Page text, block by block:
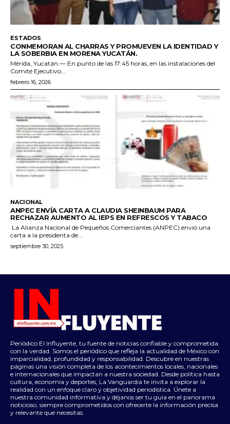
ESTADOS
CONMEMORAN AL CHARRAS Y PROMUEVEN LA IDENTIDAD Y
LA SOBERBIA EN MORENA YUCATÁN.
Mérida, Yucatán.— En punto de las 17:45 horas, en las instalaciones del
Comité Ejecutivo...
febrero 16, 2026
NACIONAL
ANPEC ENVÍA CARTA A CLAUDIA SHEINBAUM PARA
RECHAZAR AUMENTO AL IEPS EN REFRESCOS Y TABACO
La Alianza Nacional de Pequeños Comerciantes (ANPEC) envió una
carta a la presidenta de...
septiembre 30, 2025
Periódico El Influyente, tu fuente de noticias confiable y comprometida
con la verdad. Somos el periódico que refleja la actualidad de México con
imparcialidad, profundidad y responsabilidad. Descubre en nuestras
páginas una visión completa de los acontecimientos locales, nacionales
e internacionales que impactan a nuestra sociedad. Desde política hasta
cultura, economía y deportes, La Vanguardia te invita a explorar la
realidad con un enfoque claro y objetividad periodística. Únete a
nuestra comunidad informativa y déjanos ser tu guía en el panorama
noticioso, siempre comprometidos con ofrecerte la información precisa
y relevante que necesitas.